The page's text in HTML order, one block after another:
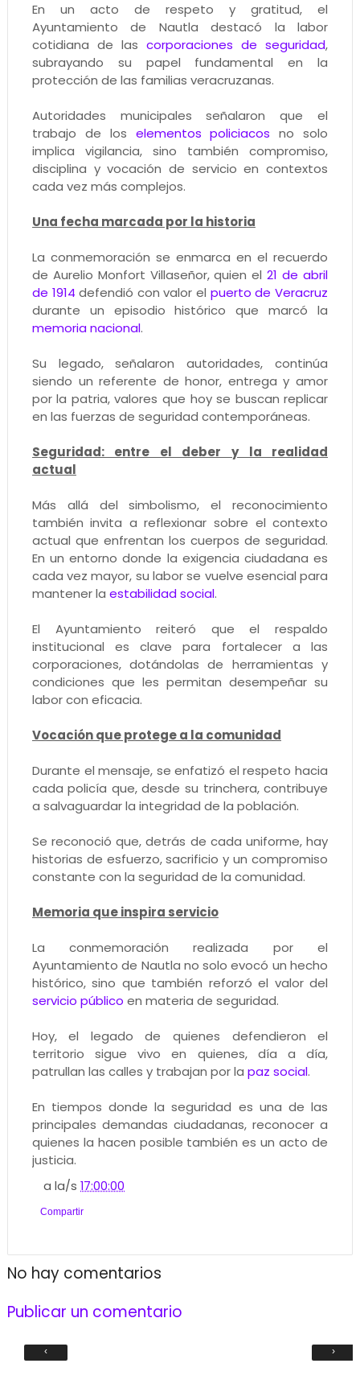
En un acto de respeto y gratitud, el
Ayuntamiento de Nautla destacó la labor
cotidiana de las corporaciones de seguridad,
subrayando su papel fundamental en la
protección de las familias veracruzanas.
Autoridades municipales señalaron que el
trabajo de los elementos policiacos no solo
implica vigilancia, sino también compromiso,
disciplina y vocación de servicio en contextos
cada vez más complejos.
Una fecha marcada por la historia
La conmemoración se enmarca en el recuerdo
de Aurelio Monfort Villaseñor, quien el21 de abril
de 1914 defendió con valor el puerto de Veracruz
durante un episodio histórico que marcó la
memoria nacional.
Su legado, señalaron autoridades, continúa
siendo un referente de honor, entrega y amor
por la patria, valores que hoy se buscan replicar
en las fuerzas de seguridad contemporáneas.
Seguridad: entre el deber y la realidad
actual
Más allá del simbolismo, el reconocimiento
también invita a reflexionar sobre el contexto
actual que enfrentan los cuerpos de seguridad.
En un entorno donde la exigencia ciudadana es
cada vez mayor, su labor se vuelve esencial para
mantener la estabilidad social.
El Ayuntamiento reiteró que el respaldo
institucional es clave para fortalecer a las
corporaciones, dotándolas de herramientas y
condiciones que les permitan desempeñar su
labor con eficacia.
Vocación que protege a la comunidad
Durante el mensaje, se enfatizó el respeto hacia
cada policía que, desde su trinchera, contribuye
a salvaguardar la integridad de la población.
Se reconoció que, detrás de cada uniforme, hay
historias de esfuerzo, sacrificio y un compromiso
constante con la seguridad de la comunidad.
Memoria que inspira servicio
La conmemoración realizada por el
Ayuntamiento de Nautla no solo evocó un hecho
histórico, sino que también reforzó el valor del
servicio público en materia de seguridad.
Hoy, el legado de quienes defendieron el
territorio sigue vivo en quienes, día a día,
patrullan las calles y trabajan por la paz social.
En tiempos donde la seguridad es una de las
principales demandas ciudadanas, reconocer a
quienes la hacen posible también es un acto de
justicia.
a la/s17:00:00
Compartir
No hay comentarios
Publicar un comentario
‹ ›